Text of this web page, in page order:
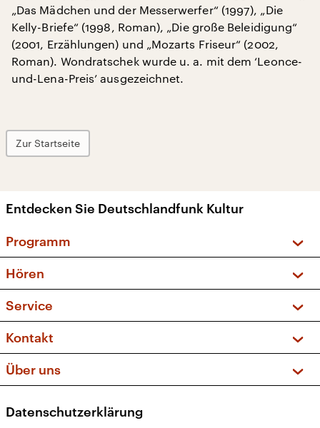
„Das Mädchen und der Messerwerfer“ (1997), „Die
Kelly-Briefe“ (1998, Roman), „Die große Beleidigung“
(2001, Erzählungen) und „Mozarts Friseur“ (2002,
Roman). Wondratschek wurde u. a. mit dem ‘Leonce-
und-Lena-Preis’ ausgezeichnet.
Zur Startseite
Entdecken Sie Deutschlandfunk Kultur
Programm
Sendungen und Podcasts
Musikliste
Kakadu – Das Kinderprogramm
Hören
Frequenzen (UKW + DAB+)
Service
FAQ
Apps
Newsletter
Veranstaltungen
Kontakt
Social Media
Über uns
Presse
Datenschutzerklärung